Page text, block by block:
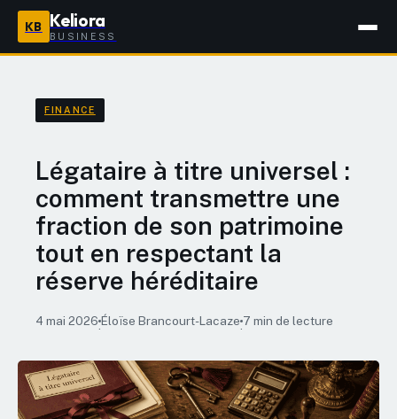
KB Keliora
BUSINESS
FINANCE
Légataire à titre universel :
comment transmettre une
fraction de son patrimoine
tout en respectant la
réserve héréditaire
4 mai 2026
·
Éloïse Brancourt-Lacaze
·
7 min de lecture